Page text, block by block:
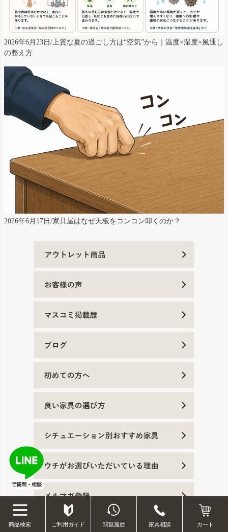
2026年6月23日/上質な夏の過ごし方は“空気”から｜温度×湿度×風通し
の整え方
2026年6月17日/家具屋はなぜ天板をコンコン叩くのか？
商品検索 ご利用ガイド 閲覧履歴 家具相談 カート